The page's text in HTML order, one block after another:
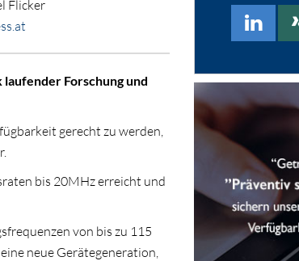
Flicker
Forschung und
gerecht zu werden,
bis 20MHz erreicht und
von bis zu 115
neue Gerätegeneration,